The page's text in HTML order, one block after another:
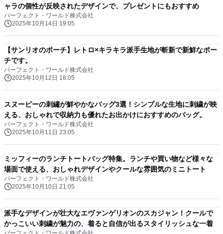
ャラの個性が反映されたデザインで、プレゼントにもおすすめ
パーフェクト・ワールド株式会社
2025年10月14日 19:05
【サンリオのポーチ】レトロ×キラキラ派手生地が斬新で新鮮なポー
チです。
パーフェクト・ワールド株式会社
2025年10月12日 18:05
スヌーピーの刺繡が鮮やかなバッグ3選！シンプルな生地に刺繍が映
える、おしゃれで収納力も優れたお出かけにおすすめのバッグ。
パーフェクト・ワールド株式会社
2025年10月11日 23:05
ミッフィーのランチトートバッグ特集。ランチや買い物など様々な
場面で使える、おしゃれデザインやクールな雰囲気のミニトート
パーフェクト・ワールド株式会社
2025年10月10日 21:05
派手なデザインが壮大なエヴァンゲリオンのスカジャン！クールで
かっこいい刺繍が魅力の、着ると自信が出るスタイリッシュな一着